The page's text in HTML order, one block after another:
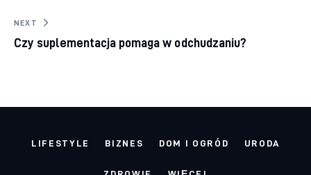
NEXT
Czy suplementacja pomaga w odchudzaniu?
LIFESTYLE BIZNES DOM I OGRÓD URODA